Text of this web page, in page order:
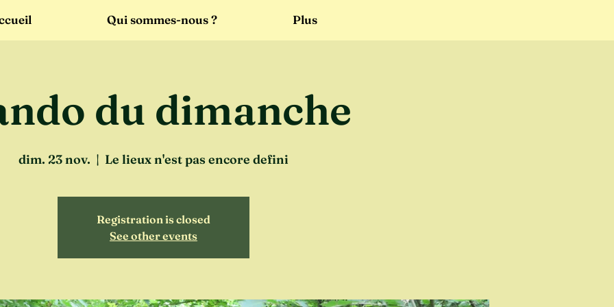
Qui sommes-nous ? Plus
du dimanche
dim. 23 nov.
  |
Le lieux n'est pas encore defini
Registration is closed
See other events